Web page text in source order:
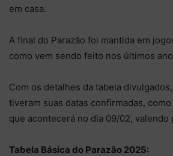
em casa.
A final do Parazão foi mantida em
como vem sendo feito nos últimos
Com os detalhes da tabela
tiveram suas datas confirmadas,
que acontecerá no dia 09/02, valendo
Tabela Básica do Parazão 2025: